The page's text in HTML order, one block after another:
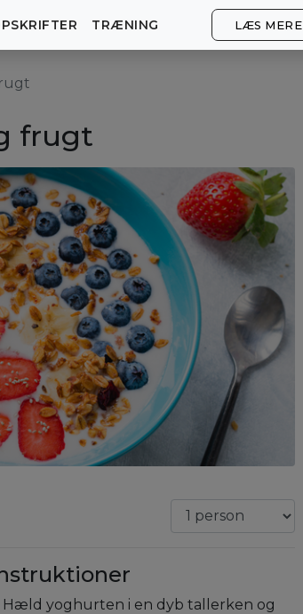
TRÆNING LÆS MERE
frugt
Hæld yoghurten i en dyb tallerken og